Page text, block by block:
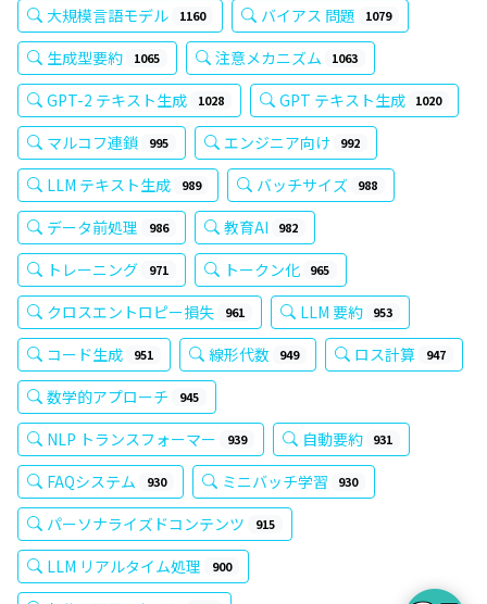
大規模言語モデル 1160 バイアス 問題 1079
生成型要約 1065 注意メカニズム 1063
GPT-2 テキスト生成 1028 GPT テキスト生成 1020
マルコフ連鎖 995 エンジニア向け 992
LLM テキスト生成 989 バッチサイズ 988
データ前処理 986 教育AI 982
トレーニング 971 トークン化 965
クロスエントロピー損失 961 LLM 要約 953
コード生成 951 線形代数 949 ロス計算 947
数学的アプローチ 945
NLP トランスフォーマー 939 自動要約 931
FAQシステム 930 ミニバッチ学習 930
パーソナライズドコンテンツ 915
LLM リアルタイム処理 900